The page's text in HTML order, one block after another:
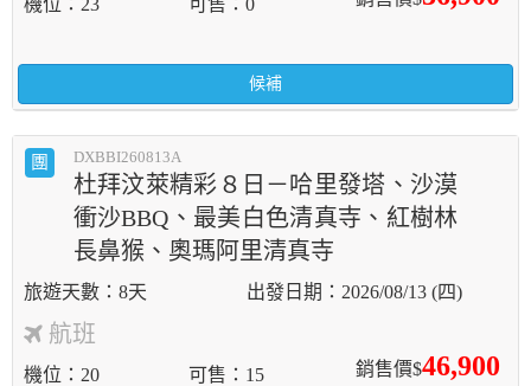
機位 23 可售 0
候補
團 DXBBI260813A
杜拜汶萊精彩８日－哈里發塔、沙漠
衝沙BBQ、最美白色清真寺、紅樹林
長鼻猴、奧瑪阿里清真寺
8天 2026/08/13 (四)
航班
銷售價$46,900
機位 20 可售 15